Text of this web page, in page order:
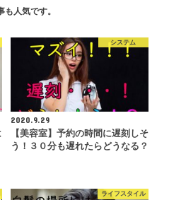
も人気です。
システム
2020.9.29
【美容室】予約の時間に遅刻しそ
う！３０分も遅れたらどうなる？
ライフスタイル